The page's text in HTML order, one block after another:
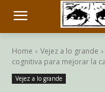
Home Vejez a lo grande
cognitiva para mejorar la
Vejez a lo grande